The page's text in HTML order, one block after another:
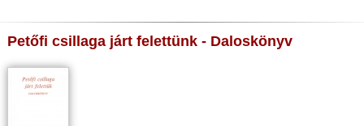
Petőfi csillaga járt felettünk - Daloskönyv